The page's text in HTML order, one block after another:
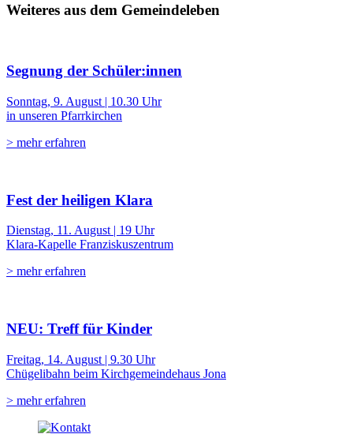
Weiteres aus dem Gemeindeleben
Segnung der Schüler:innen
Sonntag, 9. August | 10.30 Uhr
in unseren Pfarrkirchen
> mehr erfahren
Fest der heiligen Klara
Dienstag, 11. August | 19 Uhr
Klara-Kapelle Franziskuszentrum
> mehr erfahren
NEU: Treff für Kinder
Freitag, 14. August | 9.30 Uhr
Chügelibahn beim Kirchgemeindehaus Jona
> mehr erfahren